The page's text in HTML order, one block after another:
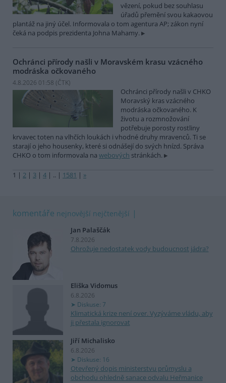
vězení, pokud bez souhlasu
úřadů přemění svou kakaovou
plantáž na jiný účel. Informovala o tom agentura AP; zákon nyní
čeká na podpis prezidenta Johna Mahamy.
Ochránci přírody našli v Moravském krasu vzácného
modráska očkovaného
4.8.2026 01:58 (ČTK)
Ochránci přírody našli v CHKO
Moravský kras vzácného
modráska očkovaného. K
životu a rozmnožování
potřebuje porosty rostliny
krvavec toten na vlhčích loukách i vhodné druhy mravenců. Ti se
starají o jeho housenky, které si odnášejí do svých hnízd. Správa
CHKO o tom informovala na webových stránkách.
1 | 2 | 3 | 4 | .. | 1581 | »
komentáře nejnovější nejčtenější
Jan Palaščák
7.8.2026
Ohrožuje nedostatek vody budoucnost jádra?
Eliška Vidomus
6.8.2026
Diskuse: 7
Klimatická krize není over. Vyzýváme vládu, aby
ji přestala ignorovat
Jiří Michalisko
6.8.2026
Diskuse: 16
Otevřený dopis ministerstvu průmyslu a
obchodu ohledně sanace odvalu Heřmanice